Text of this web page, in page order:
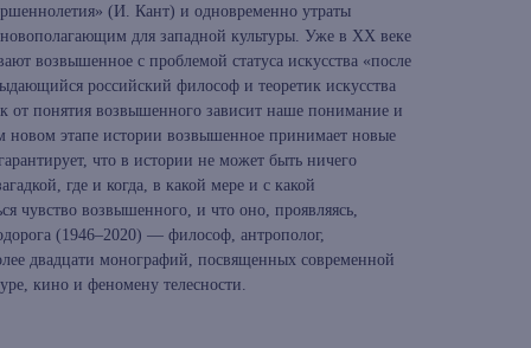
(И. Кант) и одновременно утраты
для западной культуры. Уже в XX веке
возвышенное с проблемой статуса искусства «после
российский философ и теоретик искусства
от понятия возвышенного зависит наше понимание и
этапе истории возвышенное принимает новые
что в истории не может быть ничего
где и когда, в какой мере и с какой
чувство возвышенного, и что оно, проявляясь,
(1946–2020) — философ, антрополог,
двадцати монографий, посвященных современной
кино и феномену телесности.